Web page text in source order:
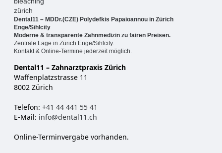
Dental11 – MDDr.(CZE) Polydefkis Papaioannou in Zürich
Enge/Sihlcity
Moderne & transparente Zahnmedizin zu fairen Preisen.
Zentrale Lage in Zürich Enge/Sihlcity.
Kontakt & Online-Termine jederzeit möglich.
Dental11 – Zahnarztpraxis Zürich
Waffenplatzstrasse 11
8002 Zürich
Telefon: +41 44 441 55 41
E-Mail: info@dental11.ch
Online-Terminvergabe vorhanden.